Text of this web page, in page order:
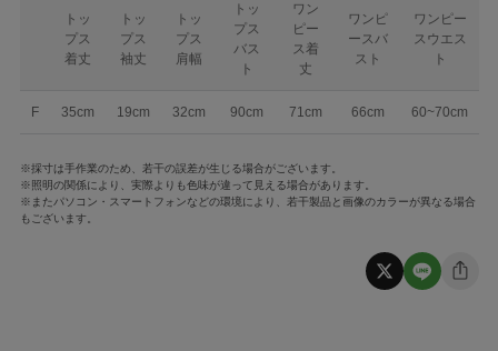
トッ
プス
着丈
トッ
プス
袖丈
トッ
プス
肩幅
トッ
プス
バス
ト
ワン
ピー
ス着
丈
ワンピ
ースバ
スト
ワンピー
スウエス
ト
F 35cm 19cm 32cm 90cm 71cm 66cm 60~70cm
※採寸は手作業のため、若干の誤差が生じる場合がございます。
※照明の関係により、実際よりも色味が違って見える場合があります。
※またパソコン・スマートフォンなどの環境により、若干製品と画像のカラーが異なる場合
もございます。